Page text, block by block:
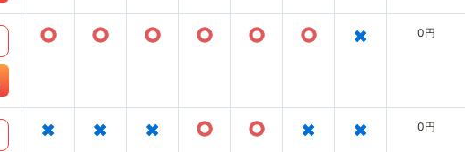
○ ○ ○ ○ ○ ○ × 0円
× × × ○ ○ × × 0円